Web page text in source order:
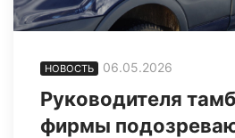
НОВОСТЬ 06.05.2026
Руководителя
фирмы